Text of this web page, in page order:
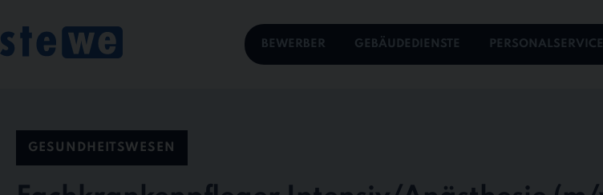
BEWERBER GEBÄUDEDIENSTE PERSONALSERVICE
content
GESUNDHEITSWESEN